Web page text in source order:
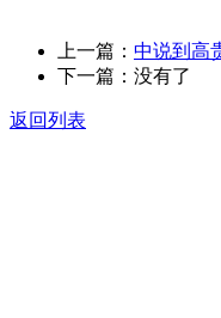
上一篇： 中说到高
下一篇：没有了
返回列表